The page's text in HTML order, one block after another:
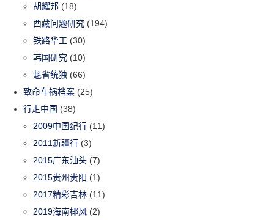
胡耀邦 (18)
西藏问题研究 (194)
铁路华工 (30)
韩国研究 (10)
魁省统独 (66)
致命车祸档案 (25)
行走中国 (38)
2009中国纪行 (11)
2011新疆行 (3)
2015广东汕头 (7)
2015贵州贵阳 (1)
2017精彩吉林 (11)
2019海南椰风 (2)